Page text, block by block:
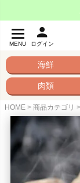
MENU ログイン
海鮮
肉類
HOME 商品カテゴリ